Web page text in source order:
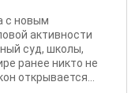
с новым
активности
суд, школы,
ранее никто не
открывается...